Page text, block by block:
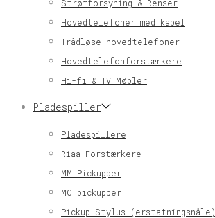
Strømforsyning & Renser
Hovedtelefoner med kabel
Trådløse hovedtelefoner
Hovedtelefonforstærkere
Hi-fi & TV Møbler
Pladespiller
Pladespillere
Riaa Forstærkere
MM Pickupper
MC pickupper
Pickup Stylus (erstatningsnåle)